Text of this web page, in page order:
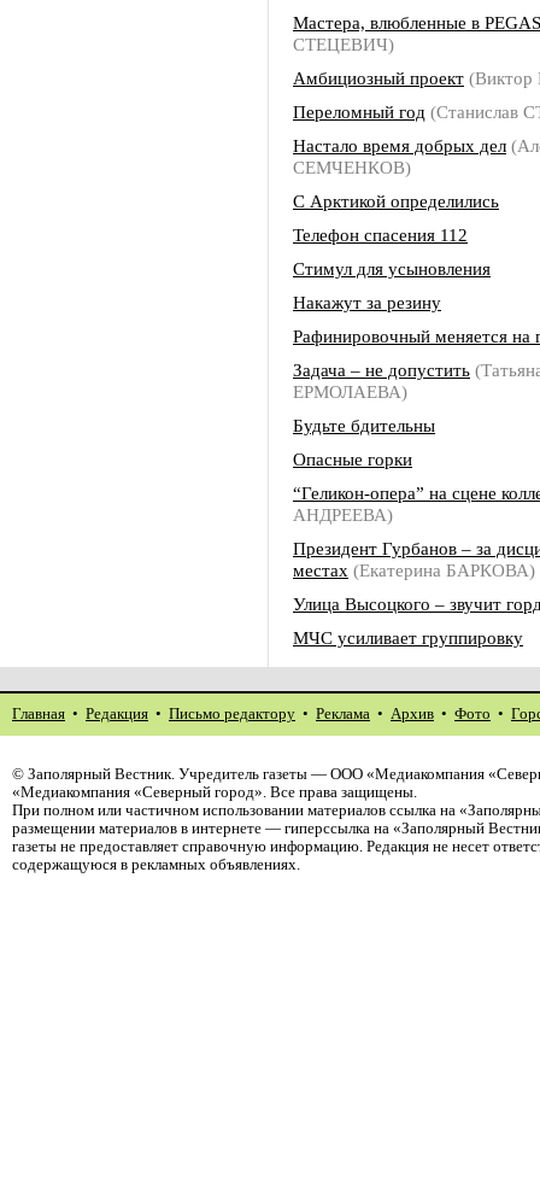
Мастера, влюбленные в PEGAS
СТЕЦЕВИЧ)
Амбициозный проект
Переломный год (Станислав
Настало время добрых дел
СЕМЧЕНКОВ)
С Арктикой определились
Телефон спасения 112
Стимул для усыновления
Накажут за резину
Рафинировочный меняется на
Задача – не допустить
ЕРМОЛАЕВА)
Будьте бдительны
Опасные горки
“Геликон-опера” на сцене
АНДРЕЕВА)
Президент Гурбанов – за
местах (Екатерина БАРКОВА)
Улица Высоцкого – звучит
МЧС усиливает группировку
Главная • Редакция • Письмо редактору • Реклама • Архив • Фото •
© Заполярный Вестник. Учредитель газеты — ООО «Медиакомпания
«Медиакомпания «Северный город». Все права защищены.
При полном или частичном использовании материалов ссылка на
размещении материалов в интернете — гиперссылка на «Заполярный
газеты не предоставляет справочную информацию. Редакция не несет
содержащуюся в рекламных объявлениях.